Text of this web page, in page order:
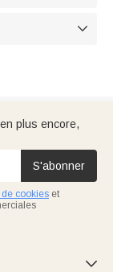

plus encore,
S'abonner
cookies et
